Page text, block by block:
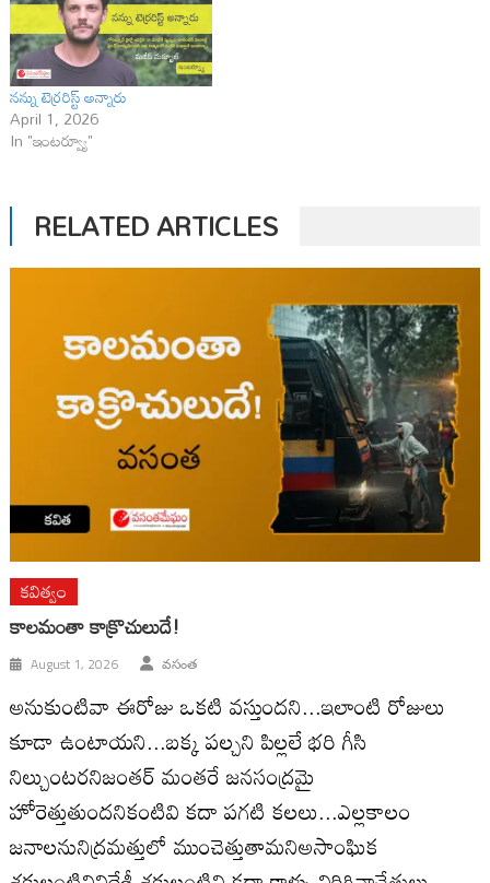
నన్ను టెర్రరిస్ట్ అన్నారు
April 1, 2026
In "ఇంటర్వ్యూ"
RELATED ARTICLES
కవిత్వం
కాలమంతా కాక్రొచులుదే!
August 1, 2026 వసంత
అనుకుంటివా ఈరోజు ఒకటి వస్తుందని...ఇలాంటి రోజులు
కూడా ఉంటాయని...బక్క పల్చని పిల్లలే భరి గీసి
నిల్చుంటరనిజంతర్ మంతరే జనసంద్రమై
హోరెత్తుతుందనికంటివి కదా పగటి కలలు...ఎల్లకాలం
జనాలనునిద్రమత్తులో ముంచెత్తుతామనిఅసాంఘిక